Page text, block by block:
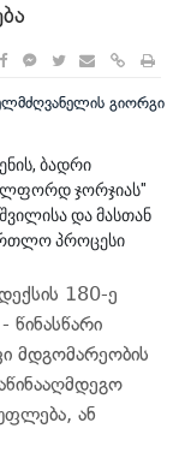
ბადრი
ჯორჯიას"
და მასთან
პროცესი
180-ე
მდგომარეობის
ან